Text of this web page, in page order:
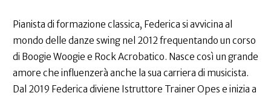
Pianista di formazione classica, Federica si avvicina al
mondo delle danze swing nel 2012 frequentando un corso
di Boogie Woogie e Rock Acrobatico. Nasce così un grande
amore che influenzerà anche la sua carriera di musicista.
Dal 2019 Federica diviene Istruttore Trainer Opes e inizia a